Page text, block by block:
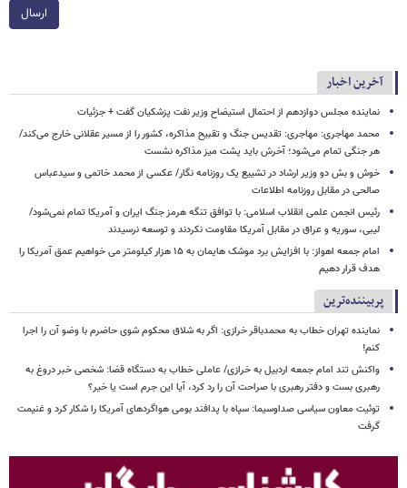
ارسال
آخرین اخبار
نماینده مجلس دوازدهم از احتمال استیضاح وزیر نفت پزشکیان گفت + جزئیات
محمد مهاجری: مهاجری: تقدیس جنگ و تقبیح مذاکره، کشور را از مسیر عقلانی خارج می‌کند/
هر جنگی تمام می‌شود؛ آخرش باید پشت میز مذاکره نشست
خوش و بش دو وزیر ارشاد در تشییع یک روزنامه نگار/ عکسی از محمد خاتمی و سیدعباس
صالحی در مقابل روزنامه اطلاعات
رئیس انجمن علمی انقلاب اسلامی: با توافق تنگه هرمز جنگ ایران و آمریکا تمام نمی‌شود/
لیبی، سوریه و عراق در مقابل آمریکا مقاومت نکردند و توسعه نرسیدند
امام‌ جمعه اهواز: با افزایش برد موشک هایمان به ۱۵ هزار کیلومتر می خواهیم عمق آمریکا را
هدف قرار دهیم
پربیننده‌ترین
نماینده تهران خطاب به محمدباقر خرازی: اگر به شلاق محکوم شوی حاضرم با وضو آن را اجرا
کنم!
واکنش تند امام جمعه اردبیل به خرازی/ عاملی خطاب به دستگاه قضا: شخصی خبر دروغ به
رهبری بست و دفتر رهبری با صراحت آن را رد کرد، آیا این جرم است یا خیر؟
توئیت معاون سیاسی صداوسیما: سپاه با پدافند بومی هواگردهای آمریکا را شکار کرد و غنیمت
گرفت